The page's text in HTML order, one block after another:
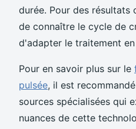
durée. Pour des résultats
de connaître le cycle de
d'adapter le traitement
Pour en savoir plus sur le
pulsée, il est
sources spécialisées qui
nuances de cette